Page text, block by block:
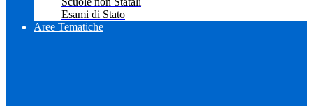
Esami di Stato
Aree Tematiche